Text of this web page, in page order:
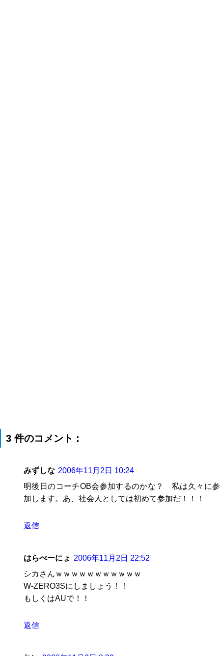
3 件のコメント :
みずしな 2006年11月2日 10:24
明後日のコーチOB会参加するのかな？ 私は久々に参
加します。あ、社会人としては初めて参加だ！！！
返信
はらぺーにょ 2006年11月2日 22:52
シカさんｗｗｗｗｗｗｗｗｗｗｗ
W-ZERO3Sにしましょう！！
もしくはAUで！！
返信